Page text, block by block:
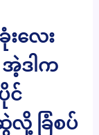
လေး
အဲ့ဒါက
င်
ခြံစပ်